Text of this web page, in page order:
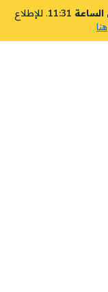
. للإطلاع
هنا